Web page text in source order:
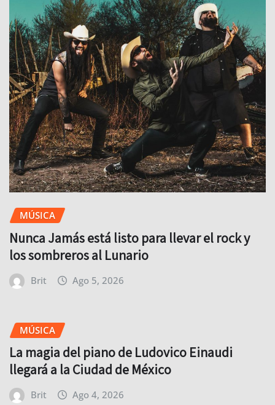
MÚSICA
Nunca Jamás está listo para llevar el rock y
los sombreros al Lunario
Brit Ago 5, 2026
MÚSICA
La magia del piano de Ludovico Einaudi
llegará a la Ciudad de México
Brit Ago 4, 2026